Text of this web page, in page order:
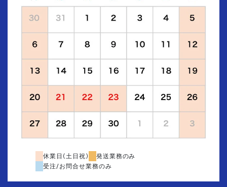
休業日(土日祝)
発送業務のみ
受注/お問合せ業務のみ